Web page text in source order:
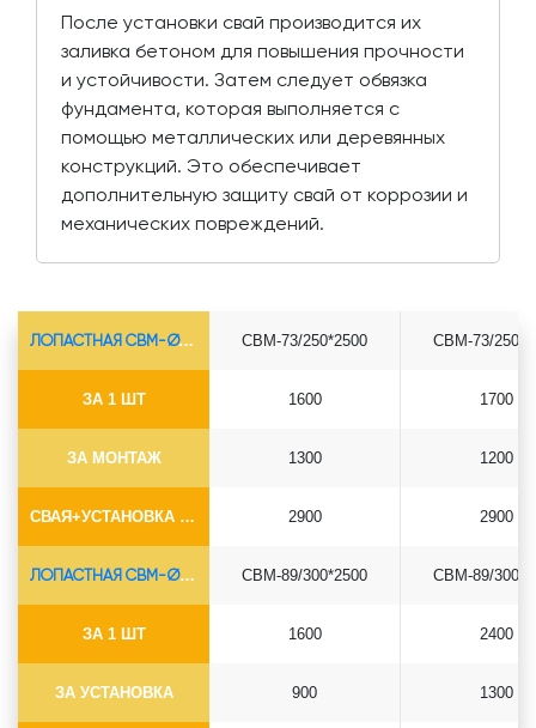
После установки свай производится их
заливка бетоном для повышения прочности
и устойчивости. Затем следует обвязка
фундамента, которая выполняется с
помощью металлических или деревянных
конструкций. Это обеспечивает
дополнительную защиту свай от коррозии и
механических повреждений.
ЛОПАСТНАЯ СВМ-Ø73*5.5
ЗА 1 ШТ
ЗА МОНТАЖ
СВАЯ+УСТАНОВКА (БЕЗ ОГОЛОВКА)
СВМ-73/250*2500
1600
1300
2900
СВМ-73/
1700
1200
2900
ЛОПАСТНАЯ СВМ-Ø89*6.5
ЗА 1 ШТ
ЗА УСТАНОВКА
СВМ-89/300*2500
1600
900
СВМ-89/
2400
1300